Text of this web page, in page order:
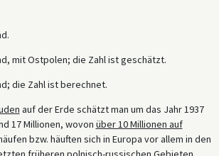
mit Ostpolen; die Zahl ist geschätzt.
die Zahl ist berechnet.
auf der Erde schätzt man um das Jahr 1937
17 Millionen, wovon über 10 Millionen auf
bzw. häuften sich in Europa vor allem in den